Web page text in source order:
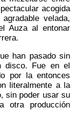
acogida
velada,
Auza al entonar
han pasado sin
disco. Fue en el
por la entonces
literalmente a la
sin poder usar su
otra producción